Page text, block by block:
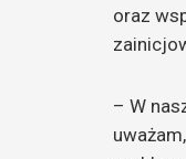
oraz
– W